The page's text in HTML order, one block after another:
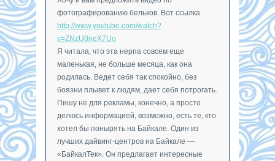
фотографированию бельков. Вот ссылка.
http://www.youtube.com/watch?
v=ZNzU0neX7Uo
Я читала, что эта нерпа совсем еще
маленькая, не больше месяца, как она
родилась. Ведет себя так спокойно, без
боязни плывет к людям, дает себя потрогать.
Пишу не для рекламы, конечно, а просто
делюсь информацией, возможно, есть те, кто
хотел бы понырять на Байкале. Один из
лучших дайвинг-центров на Байкале —
«БайкалТек». Он предлагает интересные